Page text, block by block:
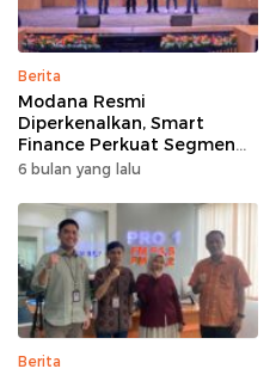
Berita
Modana Resmi
Diperkenalkan, Smart
Finance Perkuat Segmen
Pembiayaan Multiguna
6 bulan yang lalu
Berita